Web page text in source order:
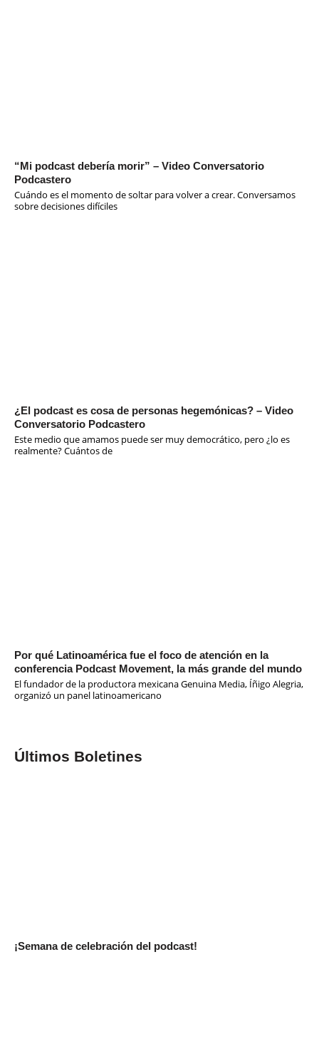
“Mi podcast debería morir” – Video Conversatorio
Podcastero
Cuándo es el momento de soltar para volver a crear. Conversamos
sobre decisiones difíciles
¿El podcast es cosa de personas hegemónicas? – Video
Conversatorio Podcastero
Este medio que amamos puede ser muy democrático, pero ¿lo es
realmente? Cuántos de
Por qué Latinoamérica fue el foco de atención en la
conferencia Podcast Movement, la más grande del mundo
El fundador de la productora mexicana Genuina Media, Íñigo Alegria,
organizó un panel latinoamericano
Últimos Boletines
¡Semana de celebración del podcast!